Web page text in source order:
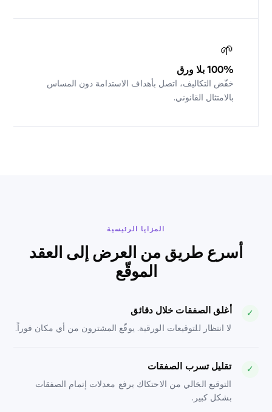
🌱
100% بلا ورق
خفّض التكاليف، اتصل بأهداف الاستدامة دون المساس
بالامتثال القانوني.
المزايا الرئيسية
أسرع طريق من العرض إلى العقد
الموقّع
✓ أغلق الصفقات خلال دقائق
لا انتظار للتوقيعات الورقية. يوقّع المشترون من أي مكان فوراً.
✓ تقليل تسرب الصفقات
التوقيع الخالي من الاحتكاك يرفع معدلات إتمام الصفقات
بشكل كبير.